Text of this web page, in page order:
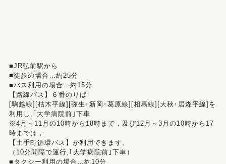
■JR弘前駅から
■徒歩の場合…約25分
■バス利用の場合…約15分
【路線バス】６番のりば
[駒越線][枯木平線][弥生･新岡･葛原線][相馬線][大秋･居森平線]を
利用し,｢大学病院前｣下車
※4月～11月の10時から18時まで，及び12月～3月の10時から17
時までは，
【土手町循環バス】が利用できます。
（10分間隔で運行,｢大学病院前｣下車）
■タクシー利用の場合…約10分